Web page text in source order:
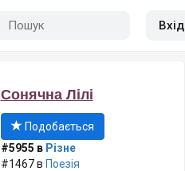
Вхід
Сонячна Лілі
Подобається
#5955 в Різне
#1467 в Поезія